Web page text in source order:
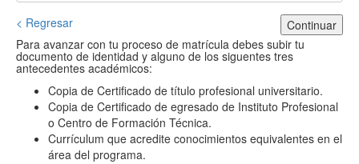
< Regresar
Continuar
Para avanzar con tu proceso de matrícula debes subir tu
documento de identidad y alguno de los siguentes tres
antecedentes académicos:
Copia de Certificado de título profesional universitario.
Copia de Certificado de egresado de Instituto Profesional
o Centro de Formación Técnica.
Currículum que acredite conocimientos equivalentes en el
área del programa.